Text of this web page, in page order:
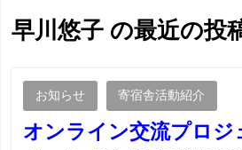
早川悠子 の最近の投
お知らせ 寄宿舎活動紹介
オンライン交流プロジ